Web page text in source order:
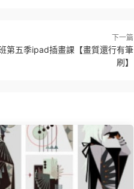
下一篇
第五季ipad插畫課【畫質還行有筆
刷】